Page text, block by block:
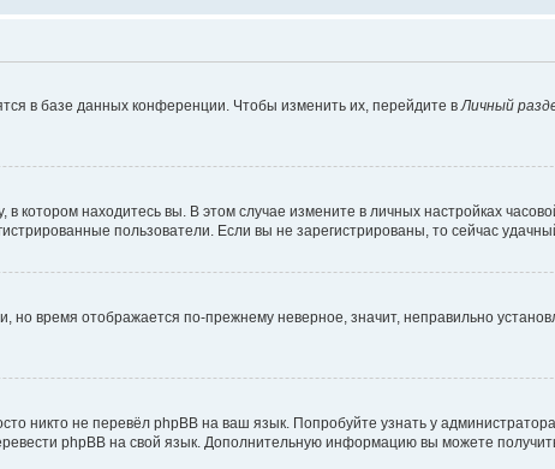
в базе данных конференции. Чтобы изменить их, перейдите в Личный
котором находитесь вы. В этом случае измените в личных настройках
пользователи. Если вы не зарегистрированы, то сейчас
но время отображается по-прежнему неверное, значит, неправильно
никто не перевёл phpBB на ваш язык. Попробуйте узнать у
phpBB на свой язык. Дополнительную информацию вы можете